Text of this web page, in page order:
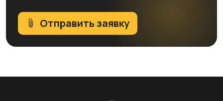
Отправить заявку